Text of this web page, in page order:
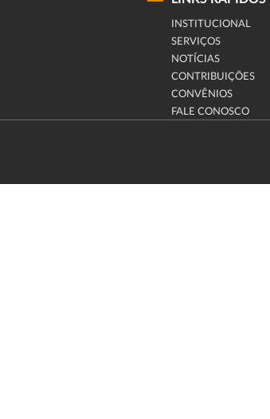
INSTITUCIONAL
SERVIÇOS
NOTÍCIAS
CONTRIBUIÇÕES
CONVÊNIOS
FALE CONOSCO